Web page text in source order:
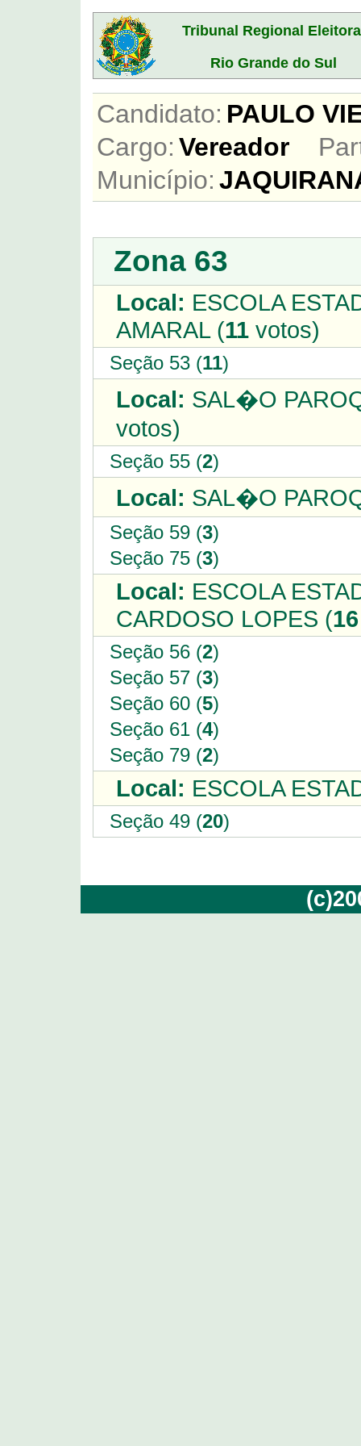
Tribunal Regional
Rio Grande do Sul
Candidato: PAULO
Cargo: Vereador
Município:
Zona 63
Local: ESCOLA
AMARAL (11 votos)
Seção 53 (11)
Local: SAL�O
votos)
Seção 55 (2)
Local: SAL�O
Seção 59 (3)
Seção 75 (3)
Local: ESCOLA
CARDOSO LOPES (16
Seção 56 (2)
Seção 57 (3)
Seção 60 (5)
Seção 61 (4)
Seção 79 (2)
Local: ESCOLA
Seção 49 (20)